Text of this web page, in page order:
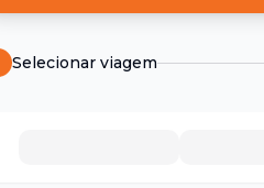
Selecionar viagem